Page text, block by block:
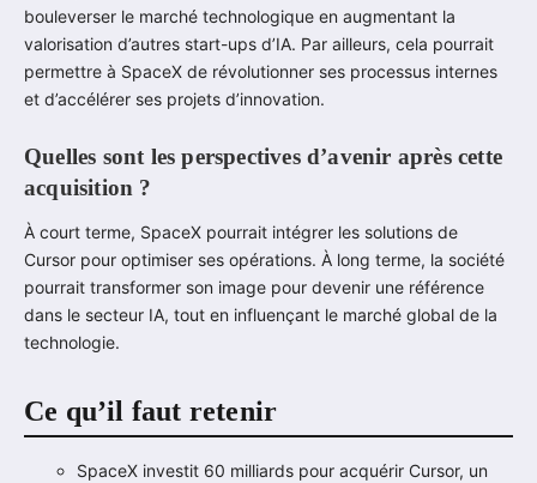
bouleverser le marché technologique en augmentant la
valorisation d’autres start-ups d’IA. Par ailleurs, cela pourrait
permettre à SpaceX de révolutionner ses processus internes
et d’accélérer ses projets d’innovation.
Quelles sont les perspectives d’avenir après cette
acquisition ?
À court terme, SpaceX pourrait intégrer les solutions de
Cursor pour optimiser ses opérations. À long terme, la société
pourrait transformer son image pour devenir une référence
dans le secteur IA, tout en influençant le marché global de la
technologie.
Ce qu’il faut retenir
SpaceX investit 60 milliards pour acquérir Cursor, un